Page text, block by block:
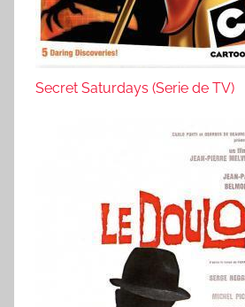
Secret Saturdays (Serie de TV)